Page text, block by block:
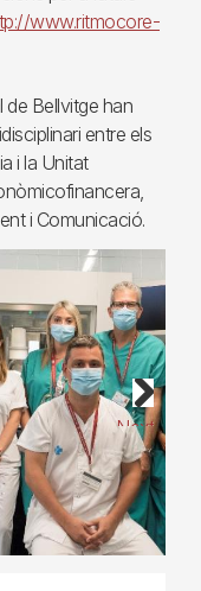
www.ritmocore-
de Bellvitge han
entre els
i la Unitat
i Comunicació.
Next